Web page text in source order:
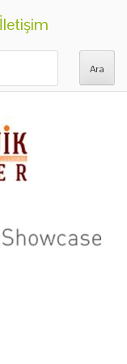
İletişim